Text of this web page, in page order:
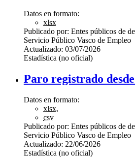
Datos en formato:
xlsx
Publicado por: Entes públicos de
Servicio Público Vasco de Empleo
Actualizado: 03/07/2026
Estadística (no oficial)
Paro registrado
Datos en formato:
xlsx,
csv
Publicado por: Entes públicos de
Servicio Público Vasco de Empleo
Actualizado: 22/06/2026
Estadística (no oficial)